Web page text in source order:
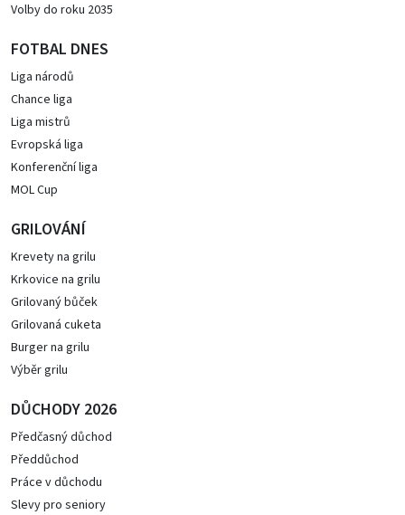
Volby do roku 2035
FOTBAL DNES
Liga národů
Chance liga
Liga mistrů
Evropská liga
Konferenční liga
MOL Cup
GRILOVÁNÍ
Krevety na grilu
Krkovice na grilu
Grilovaný bůček
Grilovaná cuketa
Burger na grilu
Výběr grilu
DŮCHODY 2026
Předčasný důchod
Předdůchod
Práce v důchodu
Slevy pro seniory